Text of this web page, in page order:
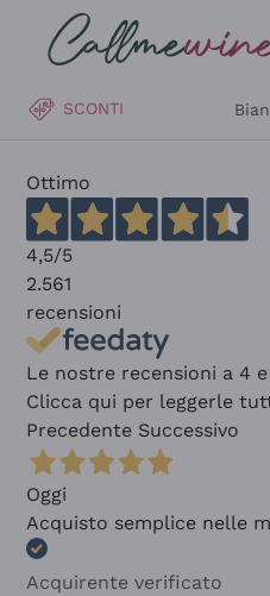
Salta al contenuto principale
SCONTI
Ottimo
4,5/5
2.561
recensioni
Le nostre recensioni a 4
Clicca qui per leggerle
Precedente Successivo
Oggi
Acquisto semplice nelle
Acquirente verificato